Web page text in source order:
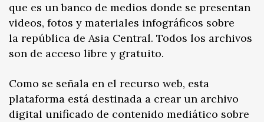
que es un banco de medios donde se presentan
videos, fotos y materiales infográficos sobre
la república de Asia Central. Todos los archivos
son de acceso libre y gratuito.
Como se señala en el recurso web, esta
plataforma está destinada a crear un archivo
digital unificado de contenido mediático sobre